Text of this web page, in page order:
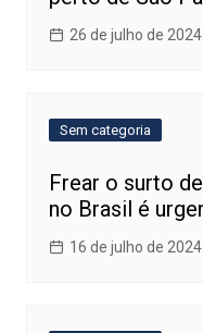
26 de julho de 2024
Sem categoria
Frear o surto
no Brasil é
16 de julho de 2024